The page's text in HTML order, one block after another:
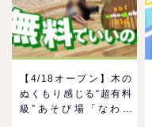
【4/18オープン】木の
ぬくもり感じる“超有料
級”あそび場「なわて